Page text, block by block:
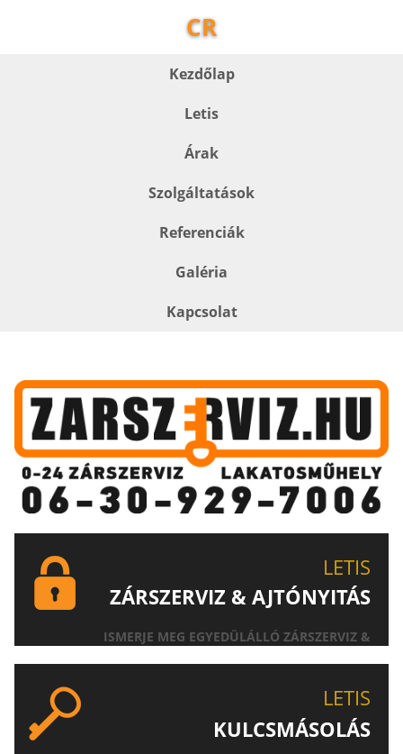
CR
Kezdőlap
Letis
Árak
Szolgáltatások
Referenciák
Galéria
Kapcsolat
LETIS
ZÁRSZERVIZ & AJTÓNYITÁS
ISMERJE MEG EGYEDÜLÁLLÓ ZÁRSZERVIZ &
LETIS
KULCSMÁSOLÁS